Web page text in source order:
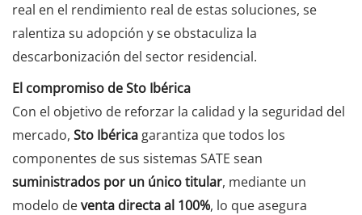
real en el rendimiento real de estas soluciones, se
ralentiza su adopción y se obstaculiza la
descarbonización del sector residencial.
El compromiso de Sto Ibérica
Con el objetivo de reforzar la calidad y la seguridad del
mercado, Sto Ibérica garantiza que todos los
componentes de sus sistemas SATE sean
suministrados por un único titular, mediante un
modelo deventa directa al 100%, lo que asegura